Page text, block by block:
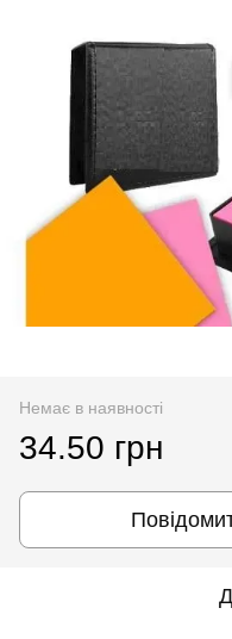
Немає в наявності
34.50 грн